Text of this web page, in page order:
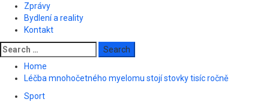
Zprávy
Bydlení a reality
Kontakt
Search
for:
Home
Léčba mnohočetného myelomu stojí stovky tisíc ročně
Sport